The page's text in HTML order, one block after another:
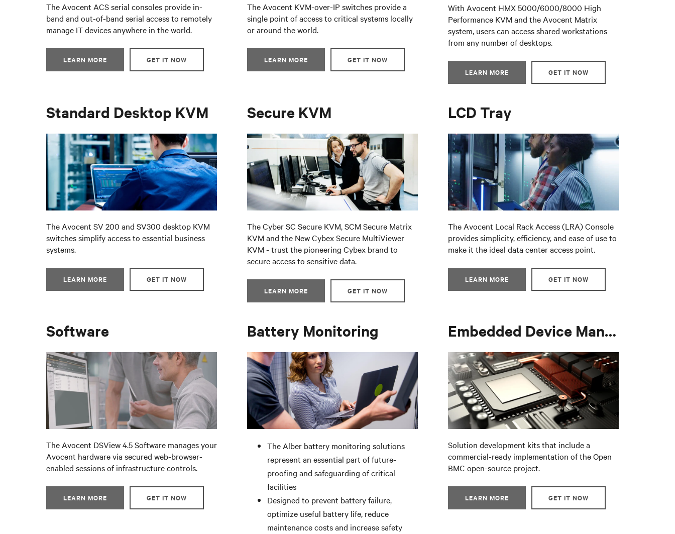
The Avocent ACS serial consoles provide in-
band and out-of-band serial access to remotely
manage IT devices anywhere in the world.
LEARN MORE GET IT NOW
The Avocent KVM-over-IP switches provide a
single point of access to critical systems locally
or around the world.
LEARN MORE GET IT NOW
With Avocent HMX 5000/6000/8000 High
Performance KVM and the Avocent Matrix
system, users can access shared workstations
from any number of desktops.
LEARN MORE GET IT NOW
Standard Desktop KVM
The Avocent SV 200 and SV300 desktop KVM
switches simplify access to essential business
systems.
LEARN MORE GET IT NOW
Secure KVM
The Cyber SC Secure KVM, SCM Secure Matrix
KVM and the New Cybex Secure MultiViewer
KVM - trust the pioneering Cybex brand to
secure access to sensitive data.
LEARN MORE GET IT NOW
LCD Tray
The Avocent Local Rack Access (LRA) Console
provides simplicity, efficiency, and ease of use to
make it the ideal data center access point.
LEARN MORE GET IT NOW
Software
The Avocent DSView 4.5 Software manages your
Avocent hardware via secured web-browser-
enabled sessions of infrastructure controls.
LEARN MORE GET IT NOW
Battery Monitoring
The Alber battery monitoring solutions
represent an essential part of future-
proofing and safeguarding of critical
facilities
Designed to prevent battery failure,
optimize useful battery life, reduce
maintenance costs and increase safety
Embedded Device Management
Solution development kits that include a
commercial-ready implementation of the Open
BMC open-source project.
LEARN MORE GET IT NOW